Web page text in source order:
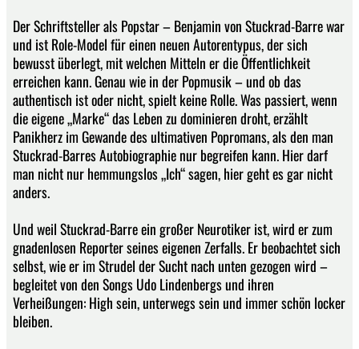
Der Schriftsteller als Popstar – Benjamin von Stuckrad-Barre war
und ist Role-Model für einen neuen Autorentypus, der sich
bewusst überlegt, mit welchen Mitteln er die Öffentlichkeit
erreichen kann. Genau wie in der Popmusik – und ob das
authentisch ist oder nicht, spielt keine Rolle. Was passiert, wenn
die eigene „Marke“ das Leben zu dominieren droht, erzählt
Panikherz im Gewande des ultimativen Popromans, als den man
Stuckrad-Barres Autobiographie nur begreifen kann. Hier darf
man nicht nur hemmungslos „Ich“ sagen, hier geht es gar nicht
anders.
Und weil Stuckrad-Barre ein großer Neurotiker ist, wird er zum
gnadenlosen Reporter seines eigenen Zerfalls. Er beobachtet sich
selbst, wie er im Strudel der Sucht nach unten gezogen wird –
begleitet von den Songs Udo Lindenbergs und ihren
Verheißungen: High sein, unterwegs sein und immer schön locker
bleiben.